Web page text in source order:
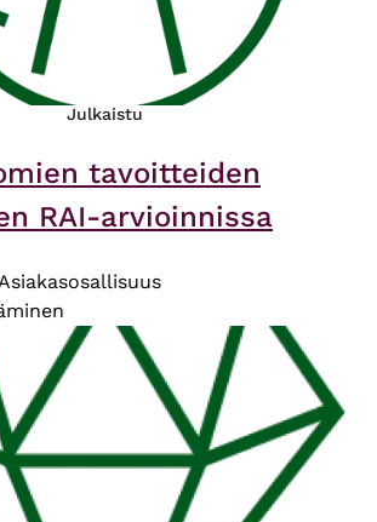
Julkaistu
tavoitteiden
RAI-arvioinnissa